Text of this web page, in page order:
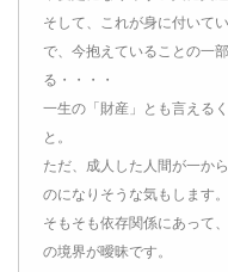
そして、これが身に付いて
で、今抱えていることの一
る・・・・
一生の「財産」とも言える
と。
ただ、成人した人間が一か
のになりそうな気もします。
そもそも依存関係にあって
の境界が曖昧です。